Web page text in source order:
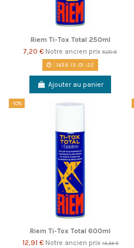
Riem Ti-Tox Total 250ml
7,20 € Notre ancien prix 8,00 €
143d. 13:01 :22
Ajouter au panier
-10%
Riem Ti-Tox Total 600ml
12,91 € Notre ancien prix14,34 €